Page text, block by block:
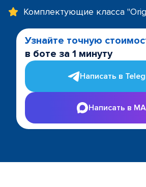
Комплектующие класса
Узнайте точную
в боте за 1 минуту
Написать в
Написать в